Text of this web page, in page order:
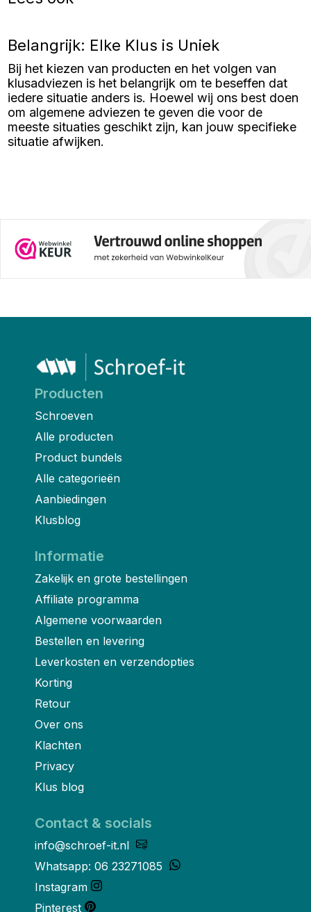
Belangrijk: Elke Klus is Uniek
Bij het kiezen van producten en het volgen van
klusadviezen is het belangrijk om te beseffen dat
iedere situatie anders is. Hoewel wij ons best doen
om algemene adviezen te geven die voor de
meeste situaties geschikt zijn, kan jouw specifieke
situatie afwijken.
Producten
Schroeven
Alle producten
Product bundels
Alle categorieën
Aanbiedingen
Klusblog
Informatie
Zakelijk en grote bestellingen
Affiliate programma
Algemene voorwaarden
Bestellen en levering
Leverkosten en verzendopties
Korting
Retour
Over ons
Klachten
Privacy
Klus blog
Contact & socials
info@schroef-it.nl
Whatsapp: 06 23271085
Instagram
Pinterest